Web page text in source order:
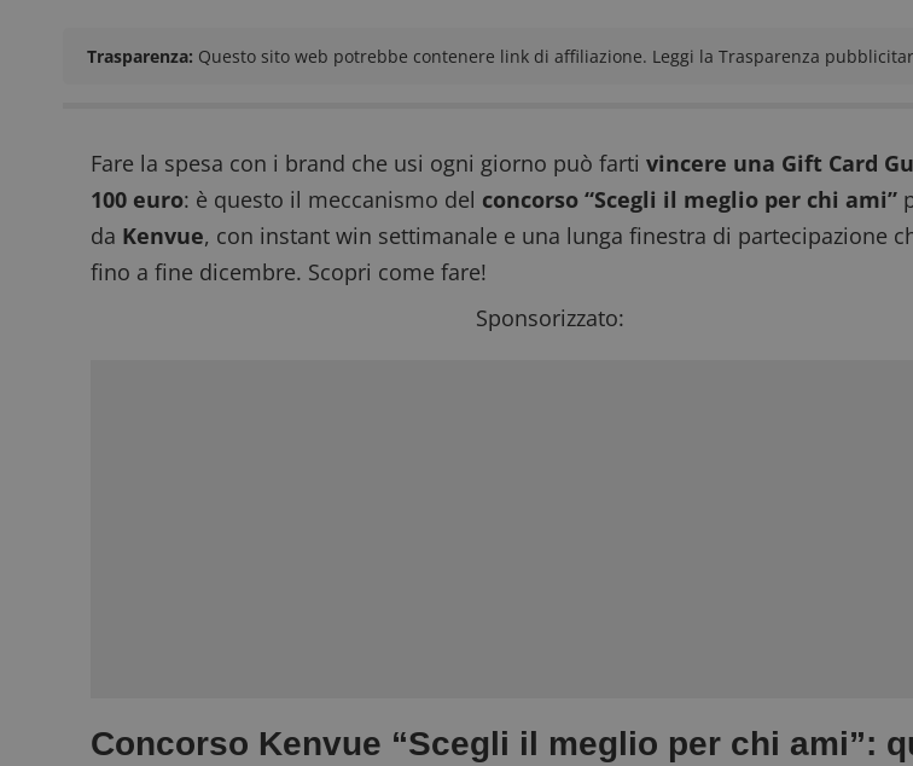
Trasparenza: Questo sito web potrebbe contenere link di affiliazione. Leggi la Trasparenza
Fare la spesa con i brand che usi ogni giorno può fartivincere una Gift Card
100 euro: è questo il meccanismo del concorso “Scegli il meglio per chi ami”
da Kenvue, con instant win settimanale e una lunga finestra di partecipazione
fino a fine dicembre. Scopri come fare!
Sponsorizzato:
Concorso Kenvue “Scegli il meglio per chi ami”: